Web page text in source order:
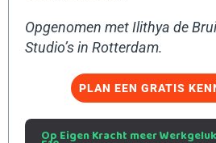
Opgenomen met Ilithya de
Studio’s in Rotterdam.
PLAN EEN GRATIS